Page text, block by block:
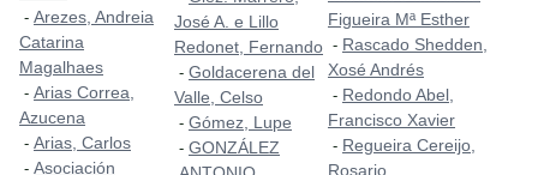
- Arezes, Andreia
Catarina
Magalhaes
- Arias Correa,
Azucena
- Arias, Carlos
- Asociación
José A. e Lillo
Redonet, Fernando
- Goldacerena del
Valle, Celso
- Gómez, Lupe
- GONZÁLEZ
Figueira Mª Esther
- Rascado Shedden,
Xosé Andrés
- Redondo Abel,
Francisco Xavier
- Regueira Cereijo,
Rosario